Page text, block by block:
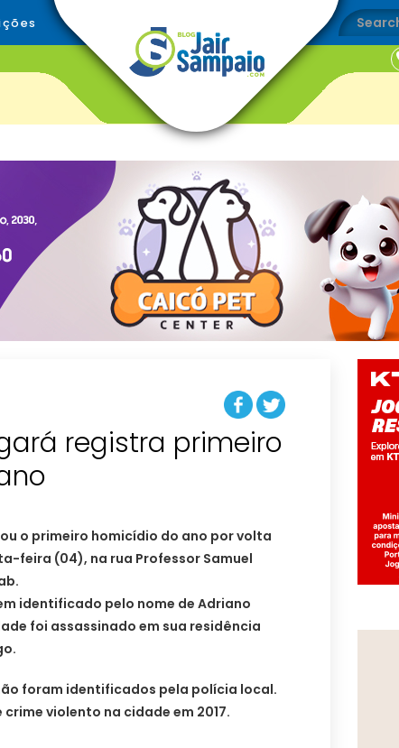
registra primeiro
o primeiro homicídio do ano por volta
feira (04), na rua Professor Samuel
identificado pelo nome de Adriano
foi assassinado em sua residência
foram identificados pela polícia local.
violento na cidade em 2017.